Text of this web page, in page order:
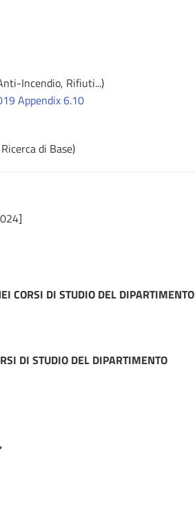
Incendio, Rifiuti...)
Appendix 6.10
di Base)
CORSI DI STUDIO DEL DIPARTIMENTO
DI STUDIO DEL DIPARTIMENTO